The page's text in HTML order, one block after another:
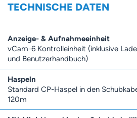
TECHNISCHE DATEN
Anzeige- & Aufnahmeeinheit
vCam-6 Kontrolleinheit (inklusive
und Benutzerhandbuch)
Haspeln
Standard CP-Haspel in den
120m